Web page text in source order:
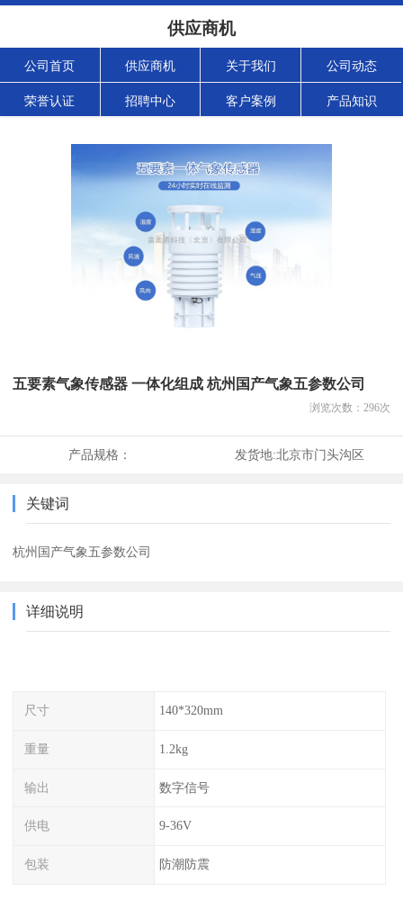
供应商机
公司首页 供应商机 关于我们 公司动态
荣誉认证 招聘中心 客户案例 产品知识
五要素气象传感器 一体化组成 杭州国产气象五参数公司
浏览次数： 296次
产品规格： 发货地:北京市门头沟区
关键词
杭州国产气象五参数公司
详细说明
尺寸 140*320mm
重量 1.2kg
输出 数字信号
供电 9-36V
包装 防潮防震